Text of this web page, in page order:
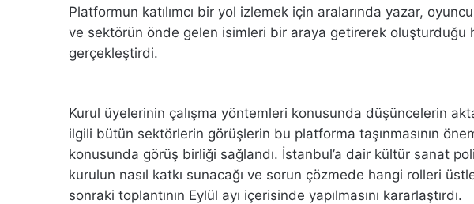
Platformun katılımcı bir yol izlemek için aralarında yazar,
ve sektörün önde gelen isimleri bir araya getirerek oluşturduğu
gerçekleştirdi.
Kurul üyelerinin çalışma yöntemleri konusunda düşüncelerin
ilgili bütün sektörlerin görüşlerin bu platforma taşınmasının
konusunda görüş birliği sağlandı. İstanbul’a dair kültür sanat
kurulun nasıl katkı sunacağı ve sorun çözmede hangi rolleri
sonraki toplantının Eylül ayı içerisinde yapılmasını kararlaştırdı.